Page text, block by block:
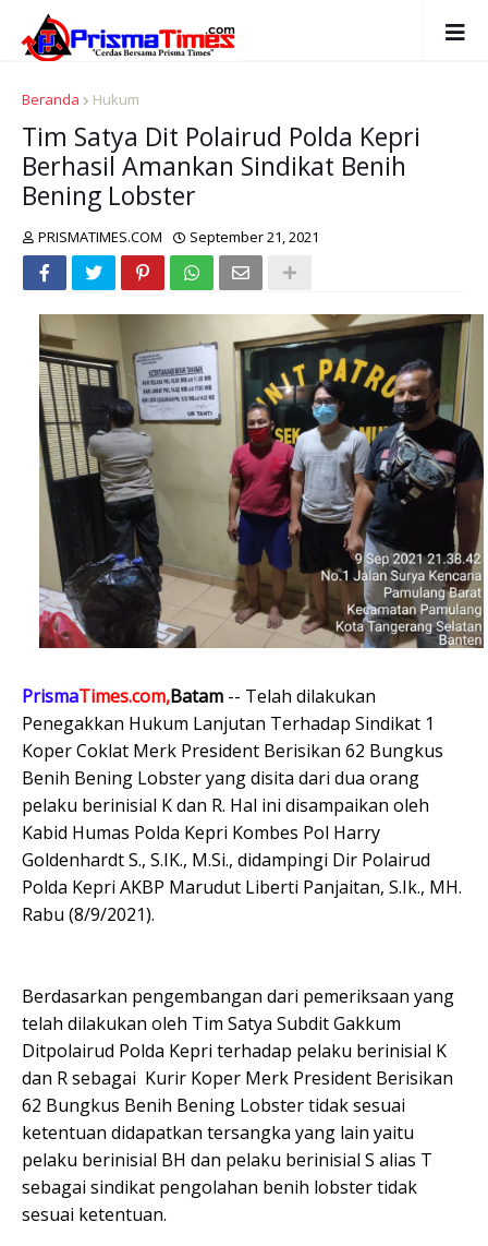
Beranda Hukum
Tim Satya Dit Polairud Polda Kepri
Berhasil Amankan Sindikat Benih
Bening Lobster
PRISMATIMES.COM September 21, 2021
PrismaTimes.com,Batam -- Telah dilakukan
Penegakkan Hukum Lanjutan Terhadap Sindikat 1
Koper Coklat Merk President Berisikan 62 Bungkus
Benih Bening Lobster yang disita dari dua orang
pelaku berinisial K dan R. Hal ini disampaikan oleh
Kabid Humas Polda Kepri Kombes Pol Harry
Goldenhardt S., S.IK., M.Si., didampingi Dir Polairud
Polda Kepri AKBP Marudut Liberti Panjaitan, S.Ik., MH.
Rabu (8/9/2021).
Berdasarkan pengembangan dari pemeriksaan yang
telah dilakukan oleh Tim Satya Subdit Gakkum
Ditpolairud Polda Kepri terhadap pelaku berinisial K
dan R sebagai Kurir Koper Merk President Berisikan
62 Bungkus Benih Bening Lobster tidak sesuai
ketentuan didapatkan tersangka yang lain yaitu
pelaku berinisial BH dan pelaku berinisial S alias T
sebagai sindikat pengolahan benih lobster tidak
sesuai ketentuan.